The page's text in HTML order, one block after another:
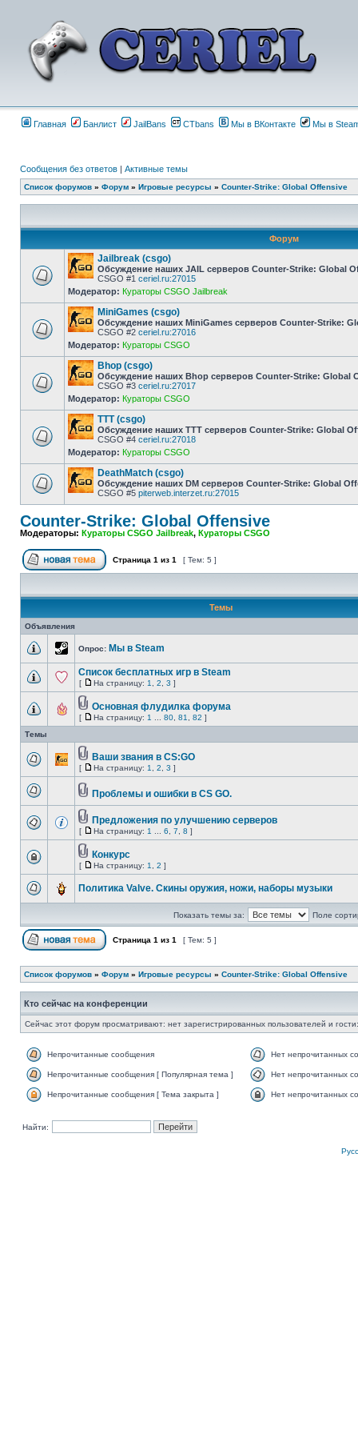
Главная Банлист JailBans CTbans Мы в ВКонтакте Мы в
Сообщения без ответов | Активные темы
Список форумов » Форум » Игровые ресурсы » Counter-Strike: Global Offensive
Форум
Jailbreak (csgo)
Обсуждение наших JAIL серверов Counter-Strike: Global
CSGO #1 ceriel.ru:27015
Модератор: Кураторы CSGO Jailbreak
MiniGames (csgo)
Обсуждение наших MiniGames серверов Counter-Strike:
CSGO #2 ceriel.ru:27016
Модератор: Кураторы CSGO
Bhop (csgo)
Обсуждение наших Bhop серверов Counter-Strike: Global
CSGO #3 ceriel.ru:27017
Модератор: Кураторы CSGO
TTT (csgo)
Обсуждение наших TTT серверов Counter-Strike: Global
CSGO #4 ceriel.ru:27018
Модератор: Кураторы CSGO
DeathMatch (csgo)
Обсуждение наших DM серверов Counter-Strike: Global
CSGO #5 piterweb.interzet.ru:27015
Counter-Strike: Global Offensive
Модераторы: Кураторы CSGO Jailbreak, Кураторы CSGO
Страница 1 из 1 [ Тем: 5 ]
Темы
Объявления
Опрос: Мы в Steam
Список бесплатных игр в Steam
[ На страницу: 1 2 3 ]
Основная флудилка форума
[ На страницу: 1 80 81 82 ]
Темы
Ваши звания в CS:GO
[ На страницу: 1 2 3 ]
Проблемы и ошибки в CS GO.
Предложения по улучшению серверов
[ На страницу: 1 6 7 8 ]
Конкурс
[ На страницу: 1 2 ]
Политика Valve. Скины оружия, ножи, наборы музыки
Показать темы за: Поле
Страница 1 из 1 [ Тем: 5 ]
Список форумов » Форум » Игровые ресурсы » Counter-Strike: Global Offensive
Кто сейчас на конференции
Сейчас этот форум просматривают: нет зарегистрированных пользователей и
Непрочитанные сообщения Нет непрочитанных
Непрочитанные сообщения [ Популярная тема ] Нет непрочитанных
Непрочитанные сообщения [ Тема закрыта ] Нет непрочитанных
Найти: